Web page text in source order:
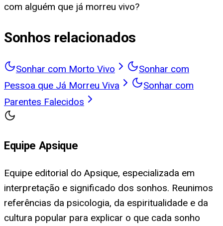
com alguém que já morreu vivo?
Sonhos relacionados
Sonhar com Morto Vivo
Sonhar com
Pessoa que Já Morreu Viva
Sonhar com
Parentes Falecidos
Equipe Apsique
Equipe editorial do Apsique, especializada em
interpretação e significado dos sonhos. Reunimos
referências da psicologia, da espiritualidade e da
cultura popular para explicar o que cada sonho